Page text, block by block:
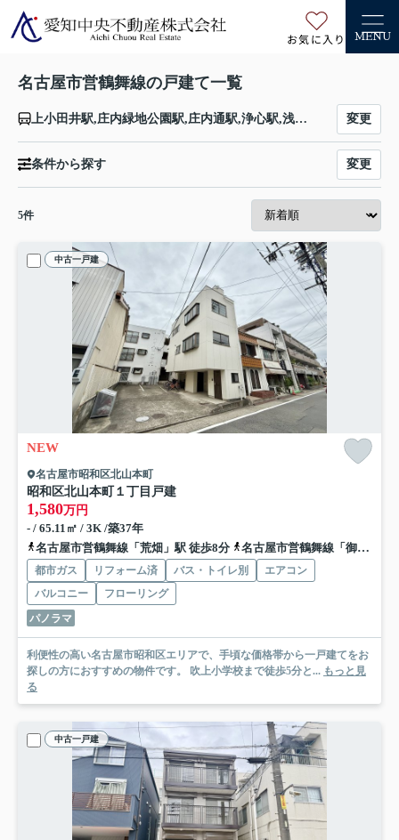
お気に入り MENU
名古屋市営鶴舞線の戸建て一覧
上小田井駅,庄内緑地公園駅,庄内通駅,浄心駅,浅間町駅,丸の内駅,伏見駅,大須観音駅,上前津駅,鶴舞駅,荒畑駅,御器所駅,川名駅,いりなか駅,八事駅,塩釜口駅,植田駅,原駅,平針駅,赤池駅 変更
条件から探す 変更
5件
中古一戸建
NEW
名古屋市昭和区北山本町
昭和区北山本町１丁目戸建
1,580万円
- / 65.11㎡ / 3K /築37年
名古屋市営鶴舞線「荒畑」駅 徒歩8分
名古屋市営鶴舞線「御器所」駅 徒歩13分
都市ガス リフォーム済 バス・トイレ別
エアコン
バルコニー
フローリング
パノラマ
利便性の高い名古屋市昭和区エリアで、手頃な価格帯から一戸建てをお
探しの方におすすめの物件です。 吹上小学校まで徒歩5分と... もっと見
る
中古一戸建